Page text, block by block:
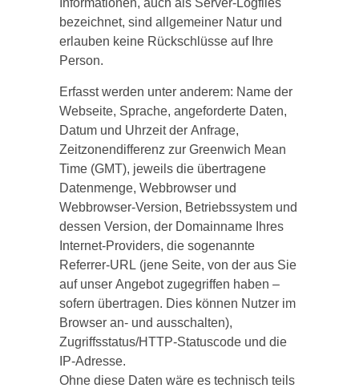
Informationen, auch als Server-Logfiles
bezeichnet, sind allgemeiner Natur und
erlauben keine Rückschlüsse auf Ihre
Person.
Erfasst werden unter anderem: Name der
Webseite, Sprache, angeforderte Daten,
Datum und Uhrzeit der Anfrage,
Zeitzonendifferenz zur Greenwich Mean
Time (GMT), jeweils die übertragene
Datenmenge, Webbrowser und
Webbrowser-Version, Betriebssystem und
dessen Version, der Domainname Ihres
Internet-Providers, die sogenannte
Referrer-URL (jene Seite, von der aus Sie
auf unser Angebot zugegriffen haben –
sofern übertragen. Dies können Nutzer im
Browser an- und ausschalten),
Zugriffsstatus/HTTP-Statuscode und die
IP-Adresse.
Ohne diese Daten wäre es technisch teils